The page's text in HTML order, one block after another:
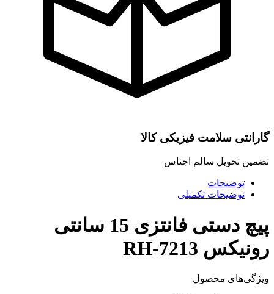
گارانتی سلامت فیزیکی کالا
تضمین تحویل سالم اجناس
توضیحات
توضیحات تکمیلی
پیچ دستی فانتزی 15 سانتی
رونیکس RH-7213
ویژگی‌های محصول